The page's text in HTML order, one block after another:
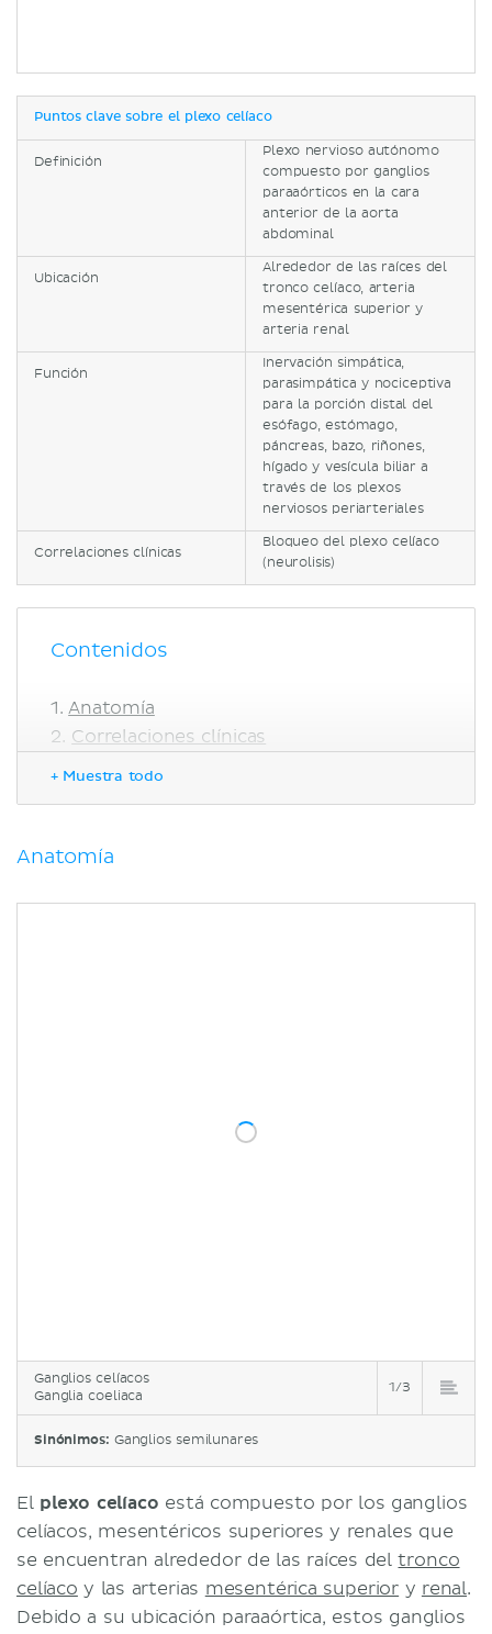
Puntos clave sobre el plexo celíaco
Definición
Plexo nervioso autónomo
compuesto por ganglios
paraaórticos en la cara
anterior de la aorta
abdominal
Ubicación
Alrededor de las raíces del
tronco celíaco, arteria
mesentérica superior y
arteria renal
Función
Inervación simpática,
parasimpática y nociceptiva
para la porción distal del
esófago, estómago,
páncreas, bazo, riñones,
hígado y vesícula biliar a
través de los plexos
nerviosos periarteriales
Correlaciones clínicas
Bloqueo del plexo celíaco
(neurolisis)
Contenidos
Anatomía
Correlaciones clínicas
+ Muestra todo
Anatomía
Ganglios celíacos
Ganglia coeliaca
1/3
Sinónimos: Ganglios semilunares
El plexo celíaco está compuesto por los ganglios
celíacos, mesentéricos superiores y renales que
se encuentran alrededor de las raíces deltronco
celíaco y las arterias mesentérica superior y renal.
Debido a su ubicación paraaórtica, estos ganglios